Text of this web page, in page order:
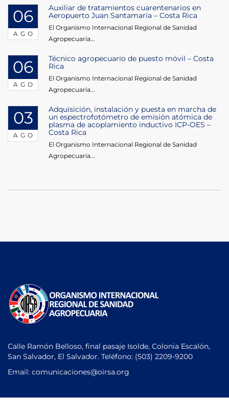
06
AGO
Auxiliar de tratamientos cuarentenarios en
Aeropuerto Juan Santamaría – Costa Rica
El Organismo Internacional Regional de Sanidad
Agropecuaria...
06
AGO
Técnico agropecuario de puesto móvil – Costa
Rica
El Organismo Internacional Regional de Sanidad
Agropecuaria...
03
AGO
Adquisición, instalación y puesta en marcha de
un espectrofotómetro de emisión atómica de
plasma de acoplamiento inductivo ICP-OES –
Costa Rica
El Organismo Internacional Regional de Sanidad
Agropecuaria...
Calle Ramón Belloso, final pasaje Isolde, Colonia Escalón,
San Salvador, El Salvador. Teléfono: (503) 2209-9200
Email: comunicaciones@oirsa.org